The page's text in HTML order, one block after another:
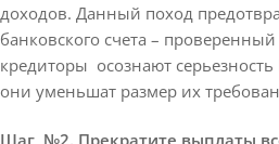
доходов. Данный поход
банковского счета –
кредиторы осознают
они уменьшат размер их
Шаг №2. Прекратите выплаты